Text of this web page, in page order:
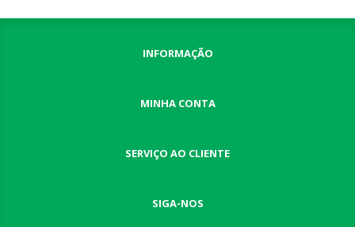
INFORMAÇÃO
MINHA CONTA
SERVIÇO AO CLIENTE
SIGA-NOS